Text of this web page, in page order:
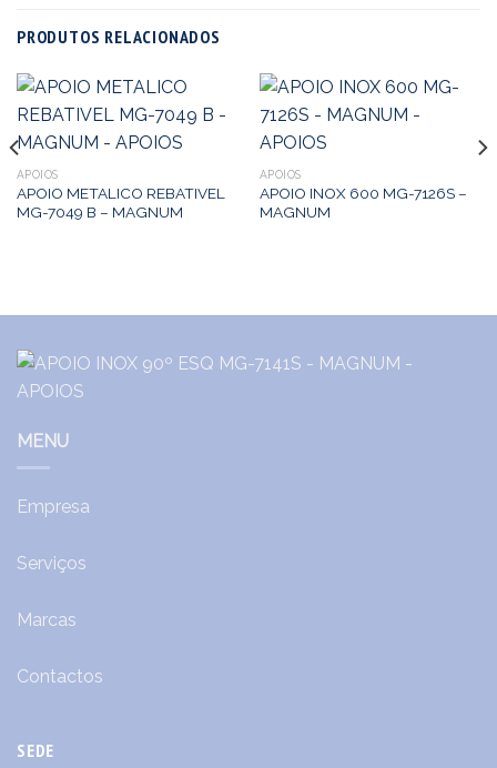
PRODUTOS RELACIONADOS
APOIOS
APOIO METALICO REBATIVEL
MG-7049 B – MAGNUM
APOIOS
APOIO INOX 600 MG-7126S –
MAGNUM
MENU
Empresa
Serviços
Marcas
Contactos
SEDE